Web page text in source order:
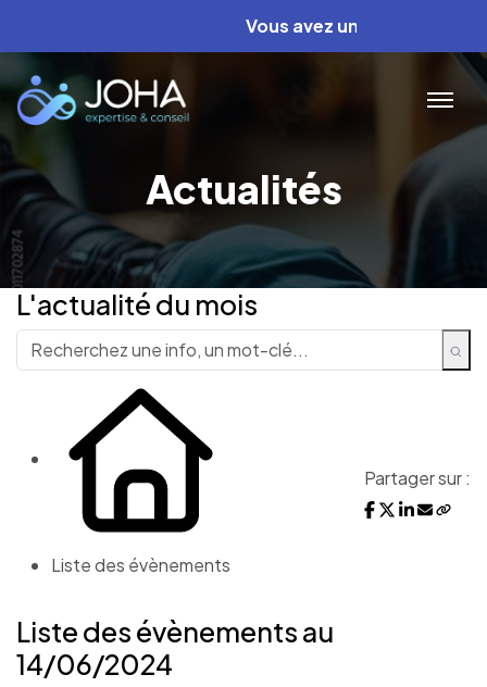
Vous avez un projet ? Nous
Actualités
L'actualité du mois
Liste des évènements
Partager sur :
Liste des évènements au
14/06/2024